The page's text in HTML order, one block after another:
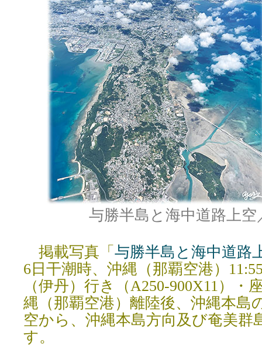
与勝半島と海中道路上空
掲載写真「 与勝半島と海中道路
6日干潮時、沖縄（那覇空港）
（伊丹）行き（A250-900X11）・
縄（那覇空港）離陸後、沖縄本島
空から、沖縄本島方向及び奄美群
す。